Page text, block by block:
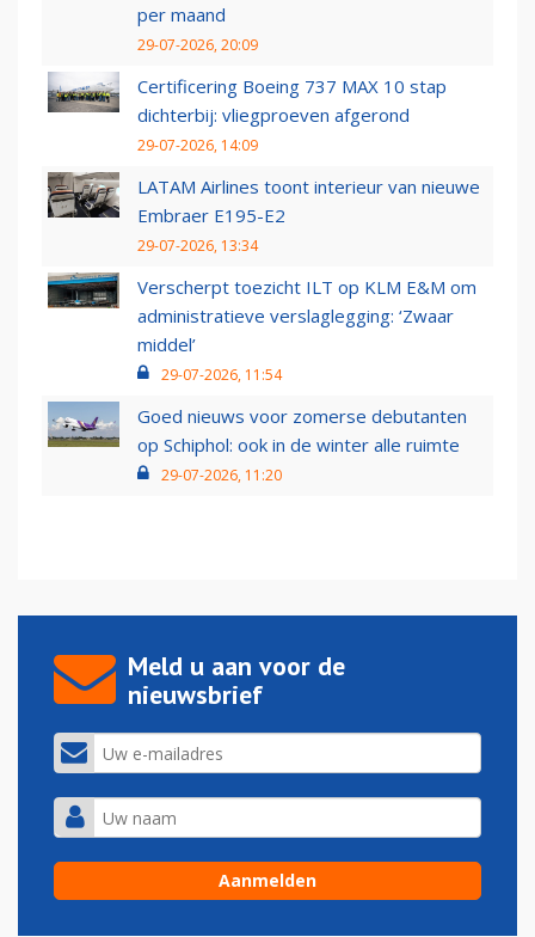
per maand
29-07-2026, 20:09
Certificering Boeing 737 MAX 10 stap
dichterbij: vliegproeven afgerond
29-07-2026, 14:09
LATAM Airlines toont interieur van nieuwe
Embraer E195-E2
29-07-2026, 13:34
Verscherpt toezicht ILT op KLM E&M om
administratieve verslaglegging: ‘Zwaar
middel’
29-07-2026, 11:54
Goed nieuws voor zomerse debutanten
op Schiphol: ook in de winter alle ruimte
29-07-2026, 11:20
Meld u aan voor de
nieuwsbrief